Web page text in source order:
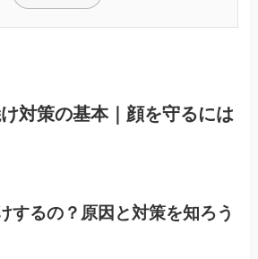
対策の基本｜顔を守るには
するの？原因と対策を知ろう